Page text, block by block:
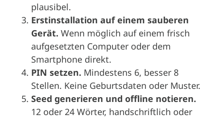
plausibel.
Erstinstallation auf einem sauberen
Gerät. Wenn möglich auf einem frisch
aufgesetzten Computer oder dem
Smartphone direkt.
PIN setzen. Mindestens 6, besser 8
Stellen. Keine Geburtsdaten oder Muster.
Seed generieren und offline notieren.
12 oder 24 Wörter, handschriftlich oder